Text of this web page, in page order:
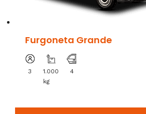
Furgoneta Grande
3
1.000
kg
4